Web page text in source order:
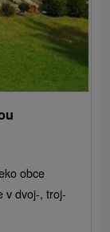
obce
v dvoj-, troj-